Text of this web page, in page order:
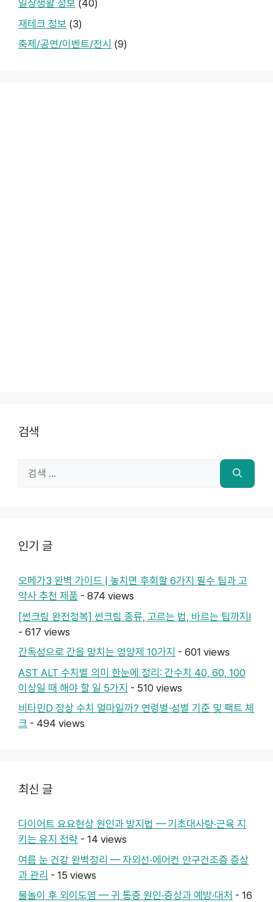
일상생활 정보 (40)
재테크 정보 (3)
축제/공연/이벤트/전시 (9)
검색
인기 글
오메가3 완벽 가이드 | 놓치면 후회할 6가지 필수 팁과 고
약사 추천 제품 - 874 views
[썬크림 완전정복] 썬크림 종류, 고르는 법, 바르는 팁까지!
- 617 views
간독성으로 간을 망치는 영양제 10가지 - 601 views
AST ALT 수치별 의미 한눈에 정리: 간수치 40, 60, 100
이상일 때 해야 할 일 5가지 - 510 views
비타민D 정상 수치 얼마일까? 연령별·성별 기준 및 팩트 체
크 - 494 views
최신 글
다이어트 요요현상 원인과 방지법 — 기초대사량·근육 지
키는 유지 전략 - 14 views
여름 눈 건강 완벽정리 — 자외선·에어컨 안구건조증 증상
과 관리 - 15 views
물놀이 후 외이도염 — 귀 통증 원인·증상과 예방·대처 - 16